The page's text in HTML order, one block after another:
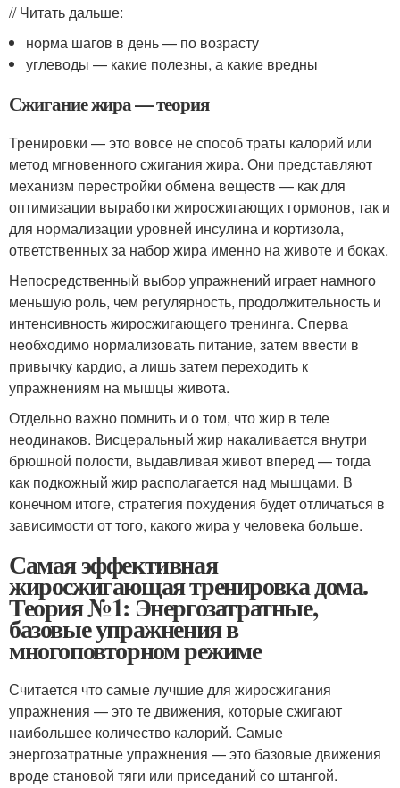
// Читать дальше:
норма шагов в день — по возрасту
углеводы — какие полезны, а какие вредны
Сжигание жира — теория
Тренировки — это вовсе не способ траты калорий или
метод мгновенного сжигания жира. Они представляют
механизм перестройки обмена веществ — как для
оптимизации выработки жиросжигающих гормонов, так и
для нормализации уровней инсулина и кортизола,
ответственных за набор жира именно на животе и боках.
Непосредственный выбор упражнений играет намного
меньшую роль, чем регулярность, продолжительность и
интенсивность жиросжигающего тренинга. Сперва
необходимо нормализовать питание, затем ввести в
привычку кардио, а лишь затем переходить к
упражнениям на мышцы живота.
Отдельно важно помнить и о том, что жир в теле
неодинаков. Висцеральный жир накаливается внутри
брюшной полости, выдавливая живот вперед — тогда
как подкожный жир располагается над мышцами. В
конечном итоге, стратегия похудения будет отличаться в
зависимости от того, какого жира у человека больше.
Самая эффективная
жиросжигающая тренировка дома.
Теория №1: Энергозатратные,
базовые упражнения в
многоповторном режиме
Считается что самые лучшие для жиросжигания
упражнения — это те движения, которые сжигают
наибольшее количество калорий. Самые
энергозатратные упражнения — это базовые движения
вроде становой тяги или приседаний со штангой.